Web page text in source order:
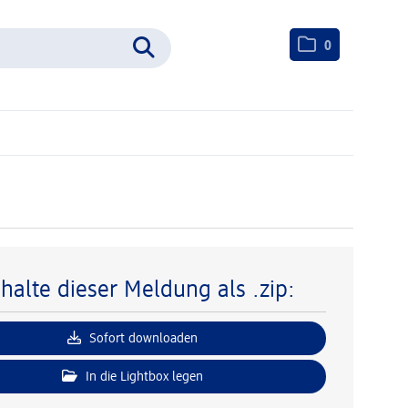
0
dieser Meldung als .zip:
Sofort downloaden
In die Lightbox legen